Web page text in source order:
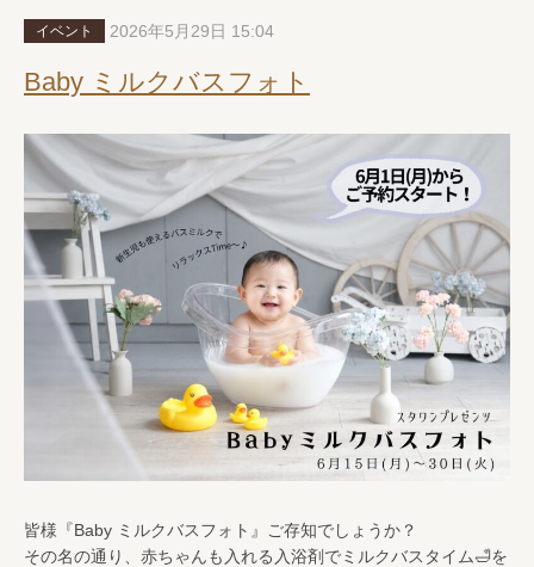
イベント 2026年5月29日 15:04
Baby ミルクバスフォト
皆様『Baby ミルクバスフォト』ご存知でしょうか？
その名の通り、赤ちゃんも入れる入浴剤でミルクバスタイム🛁を